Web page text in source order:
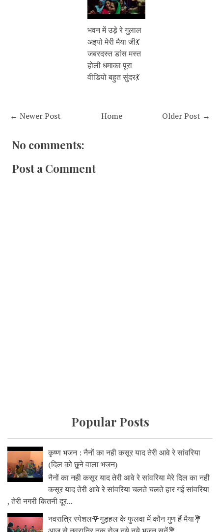
भवन में उड़े रे गुलाल
अइयो मेरी मैया जी💃
जबरदस्त डांस मस्त
होली धमाका पूरा
वीडियो बहुत सुंदर💃
← Newer Post Older Post →
Home
No comments:
Post a Comment
Popular Posts
कृष्ण भजन : नैनों का नही कसूर याद तेरी आवे रे सांवरिया
(दिल को छूने वाला भजन)
नैनों का नही कसूर याद तेरी आवे रे सांवरिया मेरे दिल का नही
कसूर याद तेरी आवे रे सांवरिया चलते चलते हार गई सांवरिया
, तेरी नगरी कितनी दूर...
नवरात्रि स्पेशल🌹गुड़हल के फुलवा में कौन गुण हैं मैया💐